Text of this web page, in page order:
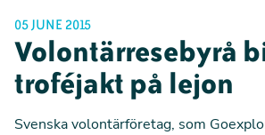
05 JUNE 2015
Volontärresebyrå
troféjakt på lejon
Svenska volontärföretag, som